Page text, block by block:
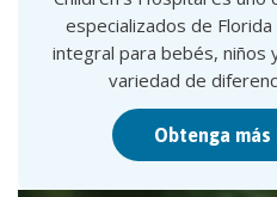
especializados de
integral para bebés, niños
variedad de
Obtenga